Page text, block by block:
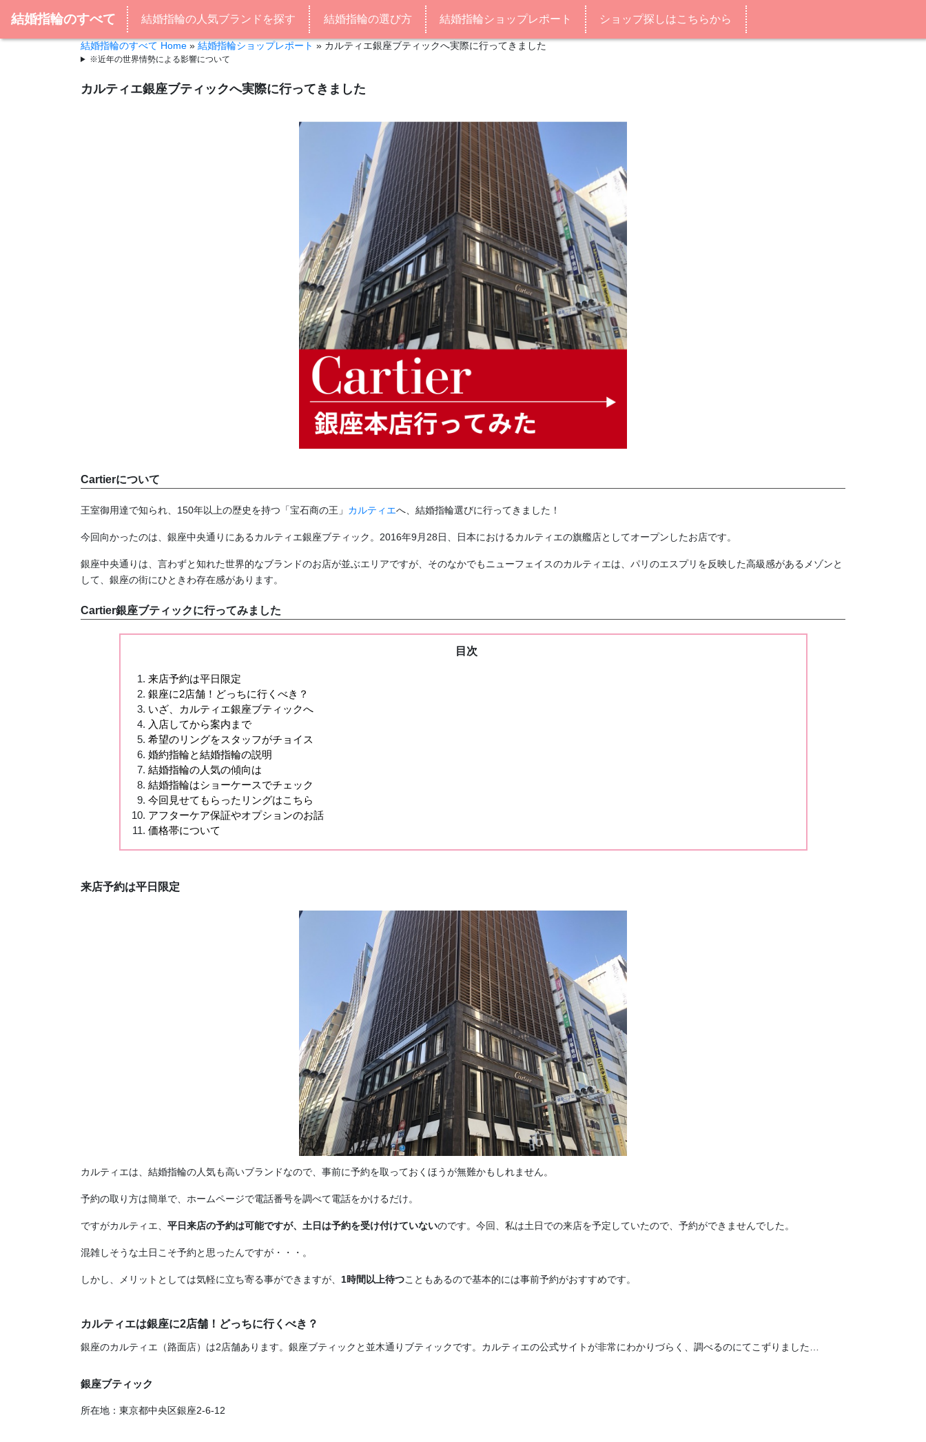
結婚指輪のすべて 結婚指輪の人気ブランドを探す 結婚指輪の選び方 結婚指輪ショップレポート ショップ探しはこちらから
結婚指輪のすべて Home » 結婚指輪ショップレポート » カルティエ銀座ブティックへ実際に行ってきました
※近年の世界情勢による影響について
カルティエ銀座ブティックへ実際に行ってきました
Cartierについて
王室御用達で知られ、150年以上の歴史を持つ「宝石商の王」 カルティエへ、結婚指輪選びに行ってきました！
今回向かったのは、銀座中央通りにあるカルティエ銀座ブティック。2016年9月28日、日本におけるカルティエの旗艦店としてオープンしたお店です。
銀座中央通りは、言わずと知れた世界的なブランドのお店が並ぶエリアですが、そのなかでもニューフェイスのカルティエは、パリのエスプリを反映した高級感があるメゾンと
して、銀座の街にひときわ存在感があります。
Cartier銀座ブティックに行ってみました
目次
来店予約は平日限定
銀座に2店舗！どっちに行くべき？
いざ、カルティエ銀座ブティックへ
入店してから案内まで
希望のリングをスタッフがチョイス
婚約指輪と結婚指輪の説明
結婚指輪の人気の傾向は
結婚指輪はショーケースでチェック
今回見せてもらったリングはこちら
アフターケア保証やオプションのお話
価格帯について
来店予約は平日限定
カルティエは、結婚指輪の人気も高いブランドなので、事前に予約を取っておくほうが無難かもしれません。
予約の取り方は簡単で、ホームページで電話番号を調べて電話をかけるだけ。
ですがカルティエ、 平日来店の予約は可能ですが、土日は予約を受け付けていないのです。今回、私は土日での来店を予定していたので、予約ができませんでした。
混雑しそうな土日こそ予約と思ったんですが・・・。
しかし、メリットとしては気軽に立ち寄る事ができますが、 1時間以上待つこともあるので基本的には事前予約がおすすめです。
カルティエは銀座に2店舗！どっちに行くべき？
銀座のカルティエ（路面店）は2店舗あります。銀座ブティックと並木通りブティックです。カルティエの公式サイトが非常にわかりづらく、調べるのにてこずりました…
銀座ブティック
所在地：東京都中央区銀座2-6-12